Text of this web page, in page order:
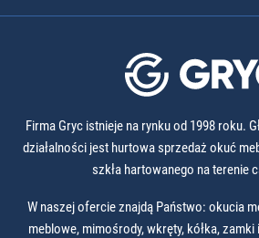
Firma Gryc istnieje na rynku od 1998 roku.
działalności jest hurtowa sprzedaż okuć
szkła hartowanego na terenie
W naszej ofercie znajdą Państwo: okucia
meblowe, mimośrody, wkręty, kółka,